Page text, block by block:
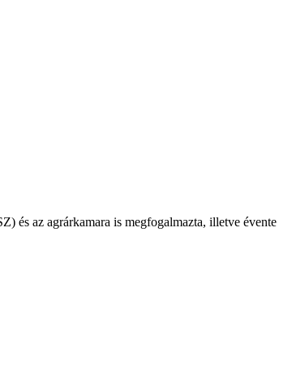
és az agrárkamara is megfogalmazta, illetve évente